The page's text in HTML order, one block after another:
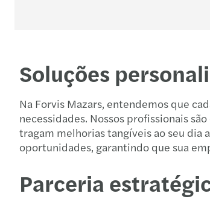
Soluções
Na Forvis Mazars, entendemos que
necessidades. Nossos profissionais
tragam melhorias tangíveis ao seu dia
oportunidades, garantindo que sua
Parceria